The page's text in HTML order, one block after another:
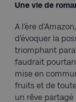
Une vie de
A l’ère
d’évoquer la
triomphant
faudrait
mise en
fruits et de
un rêve